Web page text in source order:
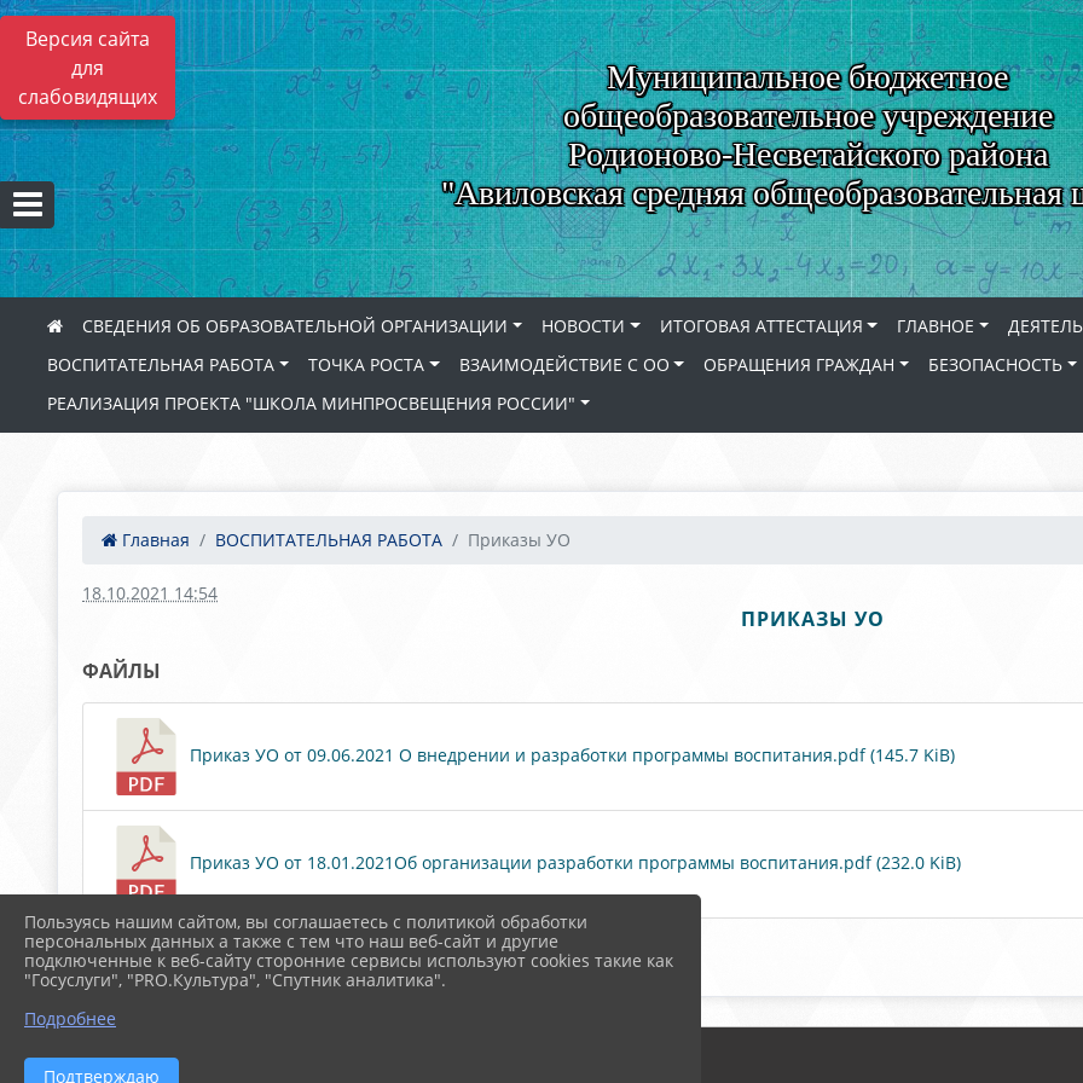
Версия сайта
для
слабовидящих
Муниципальное бюджетное
общеобразовательное учреждение
Родионово-Несветайского района
"Авиловская средняя общеобразовательная
СВЕДЕНИЯ ОБ ОБРАЗОВАТЕЛЬНОЙ ОРГАНИЗАЦИИ НОВОСТИ ИТОГОВАЯ АТТЕСТАЦИЯ ГЛАВНОЕ
ВОСПИТАТЕЛЬНАЯ РАБОТА
ТОЧКА РОСТА ВЗАИМОДЕЙСТВИЕ С ОО ОБРАЩЕНИЯ ГРАЖДАН
БЕЗОПАСНОСТЬ
РЕАЛИЗАЦИЯ ПРОЕКТА "ШКОЛА МИНПРОСВЕЩЕНИЯ РОССИИ"
Главная ВОСПИТАТЕЛЬНАЯ РАБОТА Приказы УО
18.10.2021 14:54
ПРИКАЗЫ УО
ФАЙЛЫ
Приказ УО от 09.06.2021 О внедрении и разработки программы воспитания.pdf (145.7 KiB)
Приказ УО от 18.01.2021Об организации разработки программы воспитания.pdf (232.0 KiB)
Скачать все
Пользуясь нашим сайтом, вы соглашаетесь с политикой обработки
персональных данных а также с тем что наш веб-сайт и другие
подключенные к веб-сайту сторонние сервисы используют cookies такие как
"Госуслуги", "PRO.Культура", "Спутник аналитика".
Подробнее
Подтверждаю